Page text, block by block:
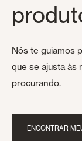
Nós te guiamos
que se ajusta às
procurando.
ENCONTRAR